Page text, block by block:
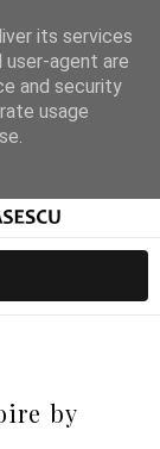
by
its services
user-agent are
and security
usage